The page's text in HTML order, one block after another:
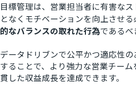
目標管理は、営業担当者に有害な
となくモチベーションを向上させる
的なバランスの取れた行為であるべ
データドリブンで公平かつ適応性
することで、より強力な営業チー
貫した収益成長を達成できます。